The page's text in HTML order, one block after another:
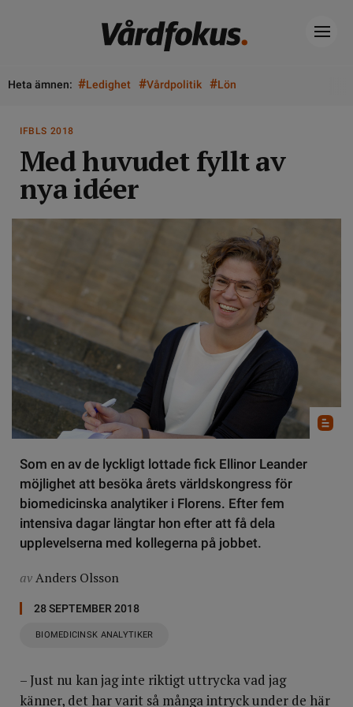
Heta ämnen: #Ledighet #Vårdpolitik #Lön
IFBLS 2018
Med huvudet fyllt av
nya idéer
Som en av de lyckligt lottade fick Ellinor Leander
möjlighet att besöka årets världskongress för
biomedicinska analytiker i Florens. Efter fem
intensiva dagar längtar hon efter att få dela
upplevelserna med kollegerna på jobbet.
avAnders Olsson
28 SEPTEMBER 2018
BIOMEDICINSK ANALYTIKER
– Just nu kan jag inte riktigt uttrycka vad jag
känner, det har varit så många intryck under de här